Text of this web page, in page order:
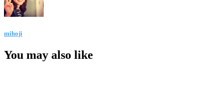
mihoji
You may also like